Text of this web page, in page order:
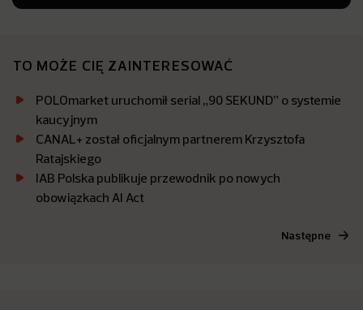
TO MOŻE CIĘ ZAINTERESOWAĆ
POLOmarket uruchomił serial „90 SEKUND” o systemie
kaucyjnym
CANAL+ został oficjalnym partnerem Krzysztofa
Ratajskiego
IAB Polska publikuje przewodnik po nowych
obowiązkach AI Act
Następne